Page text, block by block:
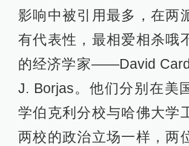
影响中被引用最多，在两
有代表性，最相爱相杀哦
的经济学家——David
J. Borjas。他们分别在美
学伯克利分校与哈佛大学
两校的政治立场一样，两